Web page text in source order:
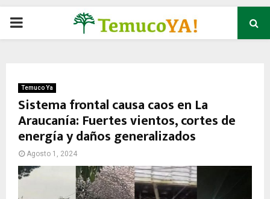
P
M
A
Temuco Ya
Sistema frontal causa caos en La
Araucanía: Fuertes vientos, cortes de
energía y daños generalizados
Agosto 1, 2024